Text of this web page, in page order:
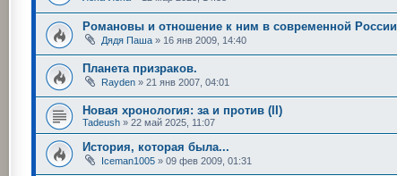
Романовы и отношение к ним в современной России
Дядя Паша » 16 янв 2009, 14:40
Планета призраков.
Rayden » 21 янв 2007, 04:01
Новая хронология: за и против (II)
Tadeush » 22 май 2025, 11:07
История, которая была...
Iceman1005 » 09 фев 2009, 01:31